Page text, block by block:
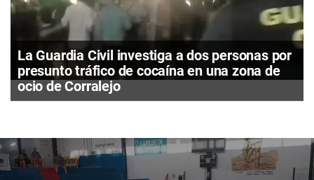
La Guardia Civil investiga a dos personas por
presunto tráfico de cocaína en una zona de
ocio de Corralejo